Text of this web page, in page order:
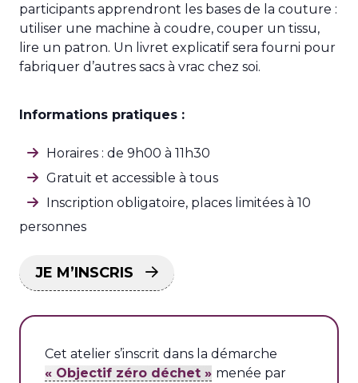
participants apprendront les bases de la couture :
utiliser une machine à coudre, couper un tissu,
lire un patron. Un livret explicatif sera fourni pour
fabriquer d’autres sacs à vrac chez soi.
Informations pratiques :
Horaires : de 9h00 à 11h30
Gratuit et accessible à tous
Inscription obligatoire, places limitées à 10
personnes
JE M’INSCRIS
Cet atelier s’inscrit dans la démarche
« Objectif zéro déchet » menée par